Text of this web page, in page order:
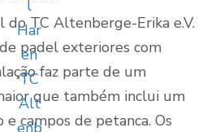
do TC Altenberge-Erika e.V.
padel exteriores com
faz parte de um
que também inclui um
campos de petanca. Os